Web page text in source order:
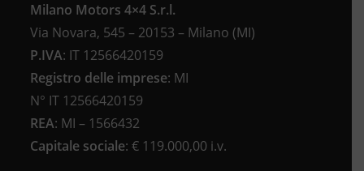
Milano Motors 4×4 S.r.l.
Via Novara, 545 – 20153 – Milano (MI)
P.IVA: IT 12566420159
Registro delle imprese: MI
N° IT 12566420159
REA: MI – 1566432
Capitale sociale: € 119.000,00 i.v.